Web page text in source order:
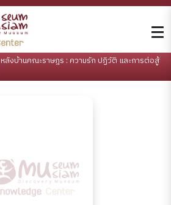
หลังบ้านคณะราษฎร : ความรัก ปฏิวัติ และการต่อสู้